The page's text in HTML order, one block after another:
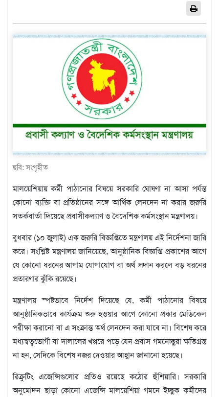
এন্টারটিকা
বিনোদন
ভিডিও
তথ্য
প্রযুক্তি
মতামত
শিল্প
সাহিত্য
আদালত
অর্থনীতি
স্বাস্থ্য
পর্যটন
লাইফস্টাইল
ফটো
প্রবাস
ও
সংস্কৃতি
ছবি: সংগৃহীত
মালয়েশিয়ায় কর্মী পাঠানোর বিষয়ে সরকারি ঘোষণা না আসা পর্যন্ত
কোনো ব্যক্তি বা প্রতিষ্ঠানের সঙ্গে আর্থিক লেনদেন না করার জরুরি
সতর্কবার্তা দিয়েছে প্রবাসীকল্যাণ ও বৈদেশিক কর্মসংস্থান মন্ত্রণালয়।
বুধবার (১০ জুলাই) এক জরুরি বিজ্ঞপ্তিতে মন্ত্রণালয় এই নির্দেশনা জারি
করে। সংশ্লিষ্ট মন্ত্রণালয় জানিয়েছে, আনুষ্ঠানিক বিজ্ঞপ্তি প্রকাশের আগে
যে কোনো ধরনের আগাম যোগাযোগ বা অর্থ প্রদান করলে বড় ধরনের
প্রতারণার ঝুঁকি রয়েছে।
মন্ত্রণালয় স্পষ্টভাবে নির্দেশ দিয়েছে যে, কর্মী পাঠানোর বিষয়ে
আনুষ্ঠানিকভাবে কার্যক্রম শুরু হওয়ার আগে কোনো প্রকার মেডিকেল
পরীক্ষা করানো বা এ সংক্রান্ত অর্থ লেনদেন করা যাবে না। বিশেষ করে
মধ্যস্বত্বভোগী বা দালালের খপ্পরে পড়ে যেন প্রবাস গমনেচ্ছুরা ক্ষতিগ্রস্ত
না হন, সেদিকে বিশেষ নজর দেওয়ার আহ্বান জানানো হয়েছে।
রিক্রুটিং এজেন্সিগুলোর প্রতিও রয়েছে কঠোর হুঁশিয়ারি। সরকারি
অনুমোদন ছাড়া কোনো এজেন্সি মালয়েশিয়া গমনে ইচ্ছুক কর্মীদের